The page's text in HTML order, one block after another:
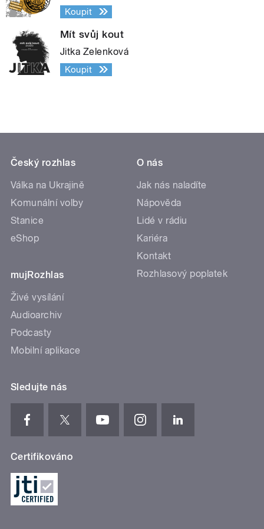
Koupit
Mít svůj kout
Jitka Zelenková
Koupit
Český rozhlas
Válka na Ukrajině
Komunální volby
Stanice
eShop
mujRozhlas
Živé vysílání
Audioarchiv
Podcasty
Mobilní aplikace
O nás
Jak nás naladíte
Nápověda
Lidé v rádiu
Kariéra
Kontakt
Rozhlasový poplatek
Sledujte nás
Certifikováno